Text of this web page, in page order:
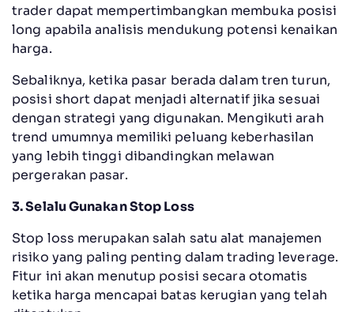
trader dapat mempertimbangkan membuka posisi
long apabila analisis mendukung potensi kenaikan
harga.
Sebaliknya, ketika pasar berada dalam tren turun,
posisi short dapat menjadi alternatif jika sesuai
dengan strategi yang digunakan. Mengikuti arah
trend umumnya memiliki peluang keberhasilan
yang lebih tinggi dibandingkan melawan
pergerakan pasar.
3. Selalu Gunakan Stop Loss
Stop loss merupakan salah satu alat manajemen
risiko yang paling penting dalam trading leverage.
Fitur ini akan menutup posisi secara otomatis
ketika harga mencapai batas kerugian yang telah